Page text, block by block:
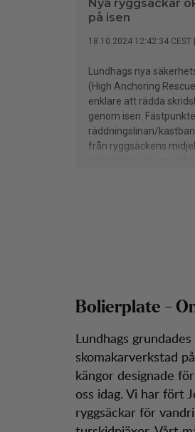
Bolierplate -
Lundhags
skomakarverkstad
kängor designade
oss idag. Vi har fört
ryggsäckar för